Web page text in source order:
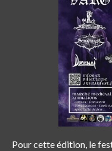
Pour cette édition, le